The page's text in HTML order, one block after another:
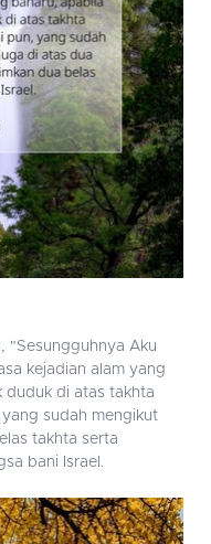
"Sesungguhnya Aku
kejadian alam yang
duduk di atas takhta
sudah mengikut
takhta serta
bani Israel.